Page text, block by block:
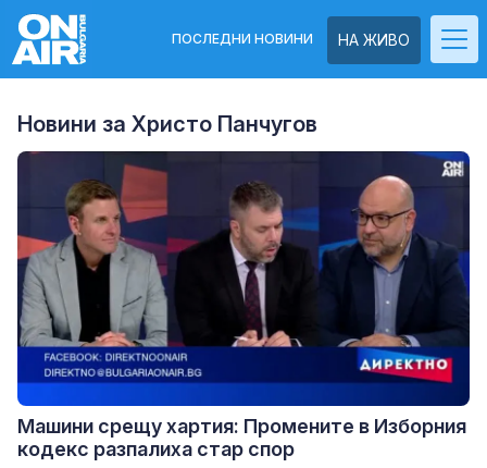
НА ЖИВО
ПОСЛЕДНИ НОВИНИ
Новини за Христо Панчугов
Машини срещу хартия: Промените в Изборния
кодекс разпалиха стар спор